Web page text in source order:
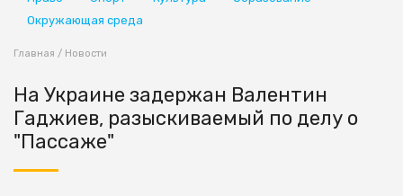
Окружающая среда
Главная / Новости
На Украине задержан Валентин
Гаджиев, разыскиваемый по делу о
"Пассаже"